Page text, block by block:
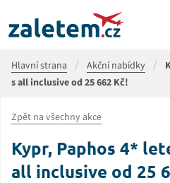
Hlavní strana Akční nabídky
s all inclusive od 25 662 Kč!
Zpět na všechny akce
Kypr, Paphos 4*
all inclusive od 25